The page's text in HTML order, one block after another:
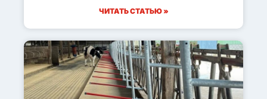
ЧИТАТЬ СТАТЬЮ »